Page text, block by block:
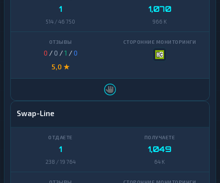
1
514 / 46 750
1,070
966 K
0 / 0 /1 /0
5,0 ★
Swap-Line
1
238 / 19 764
1,049
64 K